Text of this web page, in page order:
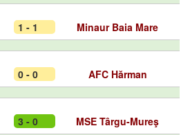
1 - 1 Minaur Baia Mare
0 - 0 AFC Hărman
3 - 0 MSE Târgu-Mureş